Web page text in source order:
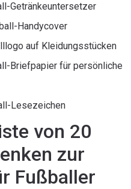
Getränkeuntersetzer
Handycover
auf Kleidungsstücken
Briefpapier für persönliche
Lesezeichen
von 20
zur
Fußballer